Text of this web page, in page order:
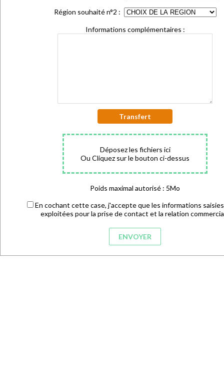
Région souhaité n°2 :
Informations complémentaires :
Transfert
Déposez les fichiers ici
Ou Cliquez sur le bouton ci-dessus
Poids maximal autorisé : 5Mo
En cochant cette case, j'accepte que les informations
exploitées pour la prise de contact et la relation